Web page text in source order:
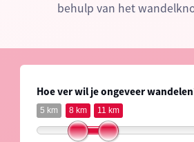
behulp van het
Hoe ver wil je ongeveer
5 km 8 km 11 km